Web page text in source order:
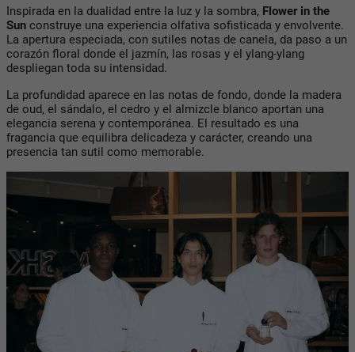
Inspirada en la dualidad entre la luz y la sombra, Flower in the
Sun construye una experiencia olfativa sofisticada y envolvente.
La apertura especiada, con sutiles notas de canela, da paso a un
corazón floral donde el jazmín, las rosas y el ylang-ylang
despliegan toda su intensidad.
La profundidad aparece en las notas de fondo, donde la madera
de oud, el sándalo, el cedro y el almizcle blanco aportan una
elegancia serena y contemporánea. El resultado es una
fragancia que equilibra delicadeza y carácter, creando una
presencia tan sutil como memorable.